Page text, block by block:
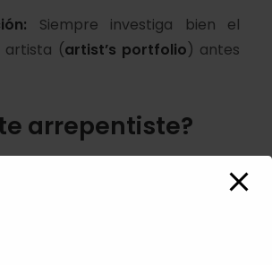
Siempre investiga bien el
artista (artist’s portfolio) antes
arrepentiste?
perdido. Hoy en día existen